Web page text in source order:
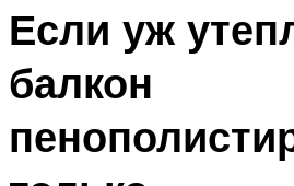
Если уж
балкон